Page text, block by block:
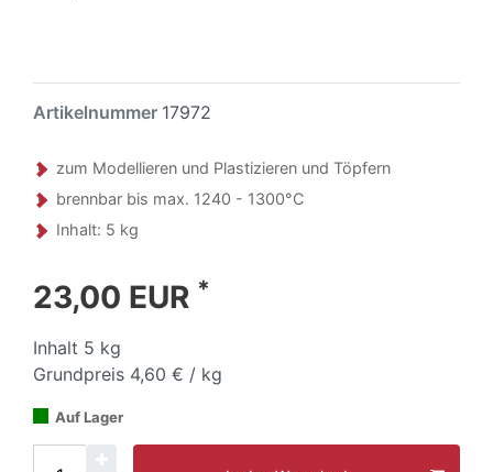
Artikelnummer 17972
zum Modellieren und Plastizieren und Töpfern
brennbar bis max. 1240 - 1300°C
Inhalt: 5 kg
23,00 EUR *
Inhalt 5 kg
Grundpreis 4,60 € / kg
Auf Lager